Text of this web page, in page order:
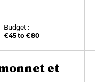
Budget :
€45 to €80
et